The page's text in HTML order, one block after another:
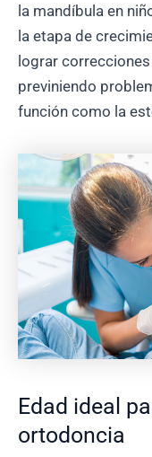
la mandíbula en
la etapa de
lograr
previniendo
función como la
Edad ideal
ortodoncia